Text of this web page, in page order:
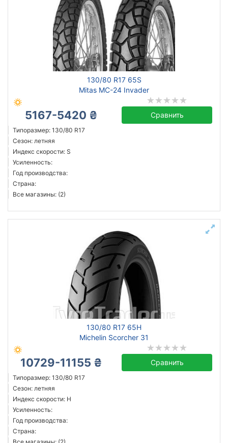
130/80 R17 65S
Mitas MC-24 Invader
5167-5420 ₴ Сравнить
Типоразмер: 130/80 R17
Сезон: летняя
Индекс скорости: S
Усиленность:
Год производства:
Страна:
Все магазины: (2)
130/80 R17 65H
Michelin Scorcher 31
10729-11155 ₴ Сравнить
Типоразмер: 130/80 R17
Сезон: летняя
Индекс скорости: H
Усиленность:
Год производства:
Страна: